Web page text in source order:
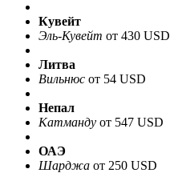
Кувейт
Эль-Кувейт от 430 USD
Литва
Вильнюс от 54 USD
Непал
Катманду от 547 USD
ОАЭ
Шарджа от 250 USD